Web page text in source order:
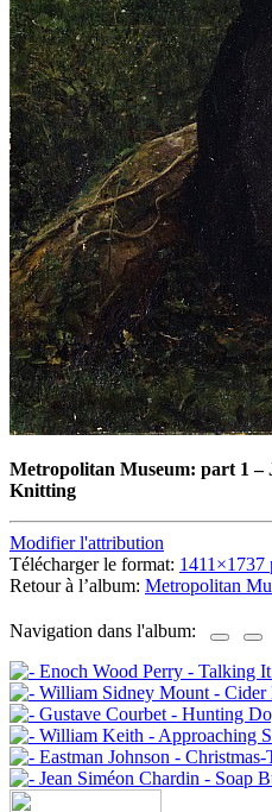
Metropolitan Museum: part 1 –
Knitting
Modifier l'attribution
Télécharger le format: 1411×1737
Retour à l’album: Metropolitan
Navigation dans l'album: